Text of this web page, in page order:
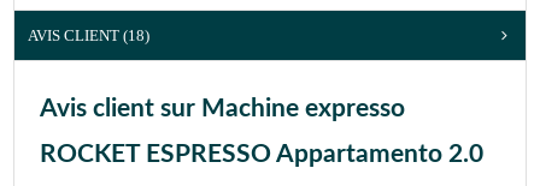
AVIS CLIENT (18)
Avis client sur Machine expresso
ROCKET ESPRESSO Appartamento 2.0